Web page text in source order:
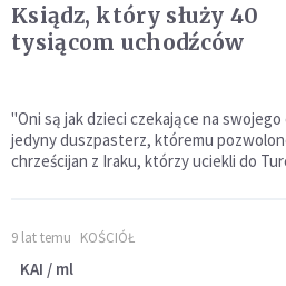
Ksiądz, który służy 40
tysiącom uchodźców
"Oni są jak dzieci czekające na swojego
jedyny duszpasterz, któremu
chrześcijan z Iraku, którzy uciekli do
9 lat temu KOŚCIÓŁ
KAI / ml